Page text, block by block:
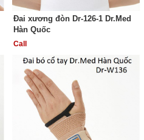
Đai xương đòn Dr-126-1 Dr.Med
Hàn Quốc
Call